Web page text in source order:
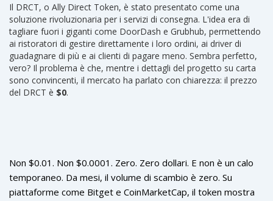
aspettare un po': il token è praticamente morto sul mercato.
Il DRCT, o Ally Direct Token, è stato presentato come una
soluzione rivoluzionaria per i servizi di consegna. L'idea era di
tagliare fuori i giganti come DoorDash e Grubhub, permettendo
ai ristoratori di gestire direttamente i loro ordini, ai driver di
guadagnare di più e ai clienti di pagare meno. Sembra perfetto,
vero? Il problema è che, mentre i dettagli del progetto su carta
sono convincenti, il mercato ha parlato con chiarezza: il prezzo
del DRCT è $0.
Non $0.01. Non $0.0001. Zero. Zero dollari. E non è un calo
temporaneo. Da mesi, il volume di scambio è zero. Su
piattaforme come Bitget e CoinMarketCap, il token mostra